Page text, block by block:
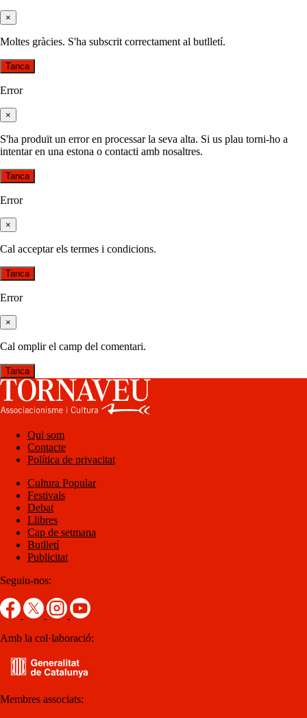
×
Moltes gràcies. S'ha subscrit correctament al butlletí.
Tanca
Error
×
S'ha produït un error en processar la seva alta. Si us plau torni-ho a
intentar en una estona o contacti amb nosaltres.
Tanca
Error
×
Cal acceptar els termes i condicions.
Tanca
Error
×
Cal omplir el camp del comentari.
Tanca
Qui som
Contacte
Política de privacitat
Cultura Popular
Festivals
Debat
Llibres
Cap de setmana
Butlletí
Publicitat
Seguiu-nos:
Amb la col·laboració:
Membres associats: